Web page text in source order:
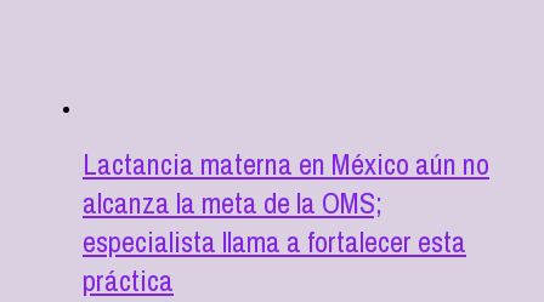
Lactancia materna en México aún no
alcanza la meta de la OMS;
especialista llama a fortalecer esta
práctica